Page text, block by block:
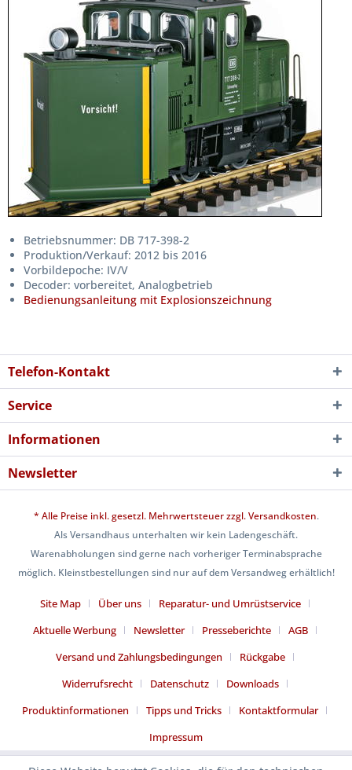
Betriebsnummer: DB 717-398-2
Produktion/Verkauf: 2012 bis 2016
Vorbildepoche: IV/V
Decoder: vorbereitet, Analogbetrieb
Bedienungsanleitung mit Explosionszeichnung
Telefon-Kontakt
Service
Informationen
Newsletter
* Alle Preise inkl. gesetzl. Mehrwertsteuer zzgl.Versandkosten.
Als Versandhaus unterhalten wir kein Ladengeschäft.
Warenabholungen sind gerne nach vorheriger Terminabsprache
möglich. Kleinstbestellungen sind nur auf dem Versandweg erhältlich!
Site Map Über uns
Reparatur- und Umrüstservice
Aktuelle Werbung
Newsletter Presseberichte
AGB
Versand und Zahlungsbedingungen
Rückgabe
Widerrufsrecht
Datenschutz
Downloads
Produktinformationen
Tipps und Tricks
Kontaktformular
Impressum